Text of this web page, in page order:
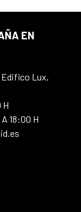
EN
Edifico Lux,
H
18:00 H